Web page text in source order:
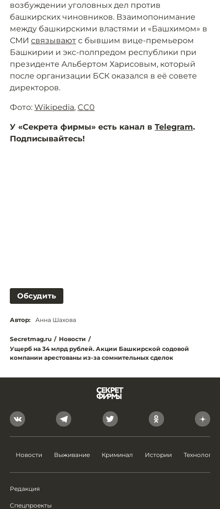
возбуждении уголовных дел против
башкирских чиновников. Взаимопонимание
между башкирскими властями и «Башхимом» в
СМИ связывают с бывшим вице-премьером
Башкирии и экс-полпредом республики при
президенте Альбертом Харисовым, который
после организации БСК оказался в её совете
директоров.
Фото: Wikipedia, CC0
У «Секрета фирмы» есть канал в Telegram.
Подписывайтесь!
Обсудить
Автор: Анна Шахова
Secretmag.ru / Новости /
Ущерб на 34 млрд рублей. Акции Башкирской содовой
компании арестованы из-за сомнительных сделок
Новости Выживание Криминал Истории Технологии
Редакция
Спецпроекты